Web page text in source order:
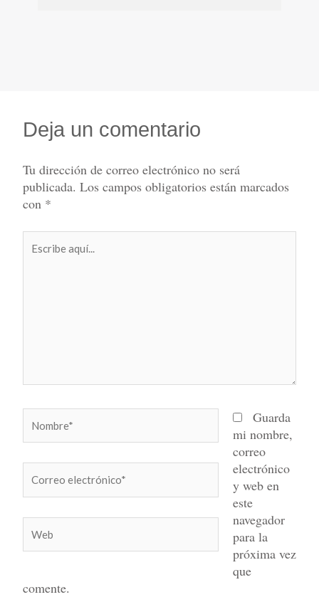
Deja un comentario
Tu dirección de correo electrónico no será
publicada. Los campos obligatorios están marcados
con *
aquí...
electrónico*
Guarda
mi nombre,
correo
electrónico
y web en
este
navegador
para la
próxima vez
que
comente.